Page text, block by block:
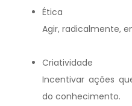
Ética
Agir, radicalmente,
Criatividade
Incentivar ações
do conhecimento.